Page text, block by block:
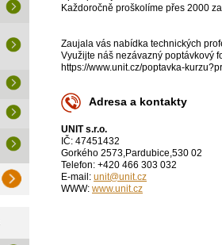
Každoročně proškolíme přes 2000
Zaujala vás nabídka technických
Využijte náš nezávazný poptávkový
https://www.unit.cz/poptavka-
Adresa a kontakty
UNIT s.r.o.
IČ: 47451432
Gorkého 2573,Pardubice,530 02
Telefon: +420 466 303 032
E-mail: unit@unit.cz
WWW: www.unit.cz